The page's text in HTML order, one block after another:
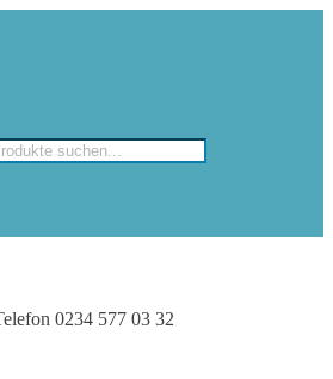
0234 577 03 32